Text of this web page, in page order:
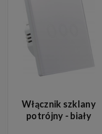
Włącznik szklany
potrójny - biały